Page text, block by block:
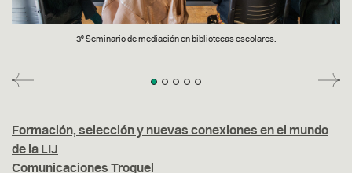
3° Seminario de mediación en bibliotecas escolares.
Formación, selección y nuevas conexiones en el mundo
de la LIJ
Comunicaciones Troquel